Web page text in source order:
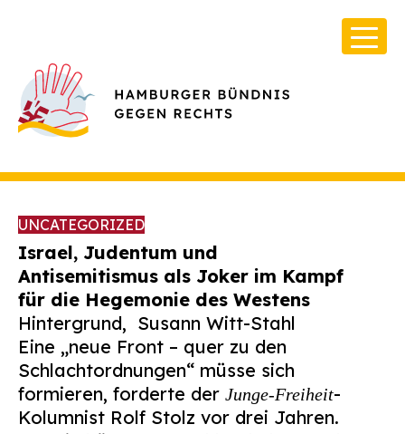
Über Uns
Infos & Broschüren
Archiv
Kontakt
Suchen
UNCATEGORIZED
Israel, Judentum und
Antisemitismus als Joker im Kampf
für die Hegemonie des Westens
Hintergrund, Susann Witt-Stahl
Eine „neue Front – quer zu den
Schlachtordnungen“ müsse sich
formieren, forderte der Junge-Freiheit-
Kolumnist Rolf Stolz vor drei Jahren.